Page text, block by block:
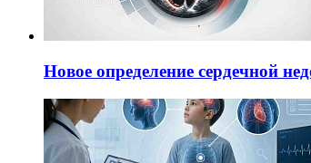
Новое определение сердечной